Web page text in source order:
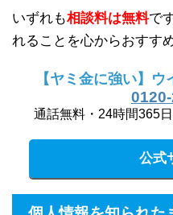
いずれも相談料は無料で
れることを心からおすす
【ヤミ金に強い】
通話無料・24時間365
公式